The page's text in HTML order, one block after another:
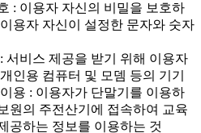
: 이용자 자신의 비밀을 보호하
용자 자신이 설정한 문자와 숫자
비스 제공을 받기 위해 이용자
인용 컴퓨터 및 모뎀 등의 기기
용 : 이용자가 단말기를 이용하
원의 주전산기에 접속하여 교육
공하는 정보를 이용하는 것